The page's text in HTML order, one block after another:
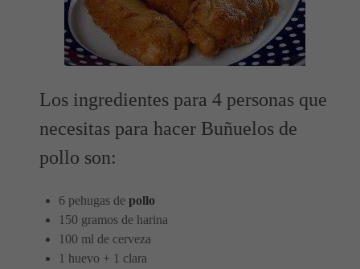
Los ingredientes para 4 personas que
necesitas para hacer Buñuelos de
pollo son:
6 pehugas de pollo
150 gramos de harina
100 ml de cerveza
1 huevo + 1 clara